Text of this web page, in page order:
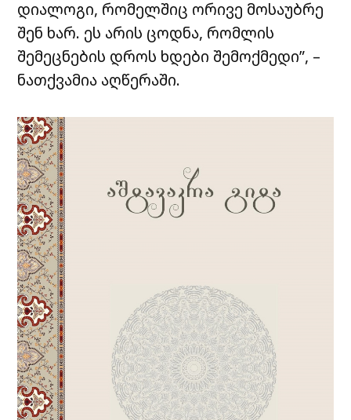
დიალოგი, რომელშიც ორივე მოსაუბრე
შენ ხარ. ეს არის ცოდნა, რომლის
შემეცნების დროს ხდები შემოქმედი”, –
ნათქვამია აღწერაში.